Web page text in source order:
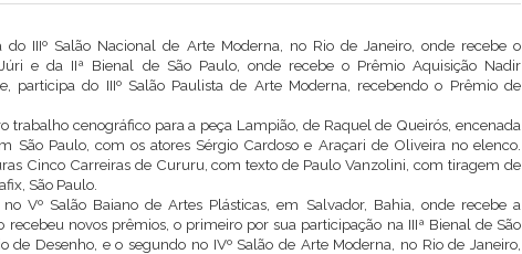
IIIº Salão Nacional de Arte Moderna, no Rio de Janeiro, onde recebe o
e da IIª Bienal de São Paulo, onde recebe o Prêmio Aquisição Nadir
participa do IIIº Salão Paulista de Arte Moderna, recebendo o Prêmio de
trabalho cenográfico para a peça Lampião, de Raquel de Queirós, encenada
São Paulo, com os atores Sérgio Cardoso e Araçari de Oliveira no elenco.
Cinco Carreiras de Cururu, com texto de Paulo Vanzolini, com tiragem de
São Paulo.
Vº Salão Baiano de Artes Plásticas, em Salvador, Bahia, onde recebe a
recebeu novos prêmios, o primeiro por sua participação na IIIª Bienal de São
de Desenho, e o segundo no IVº Salão de Arte Moderna, no Rio de Janeiro,